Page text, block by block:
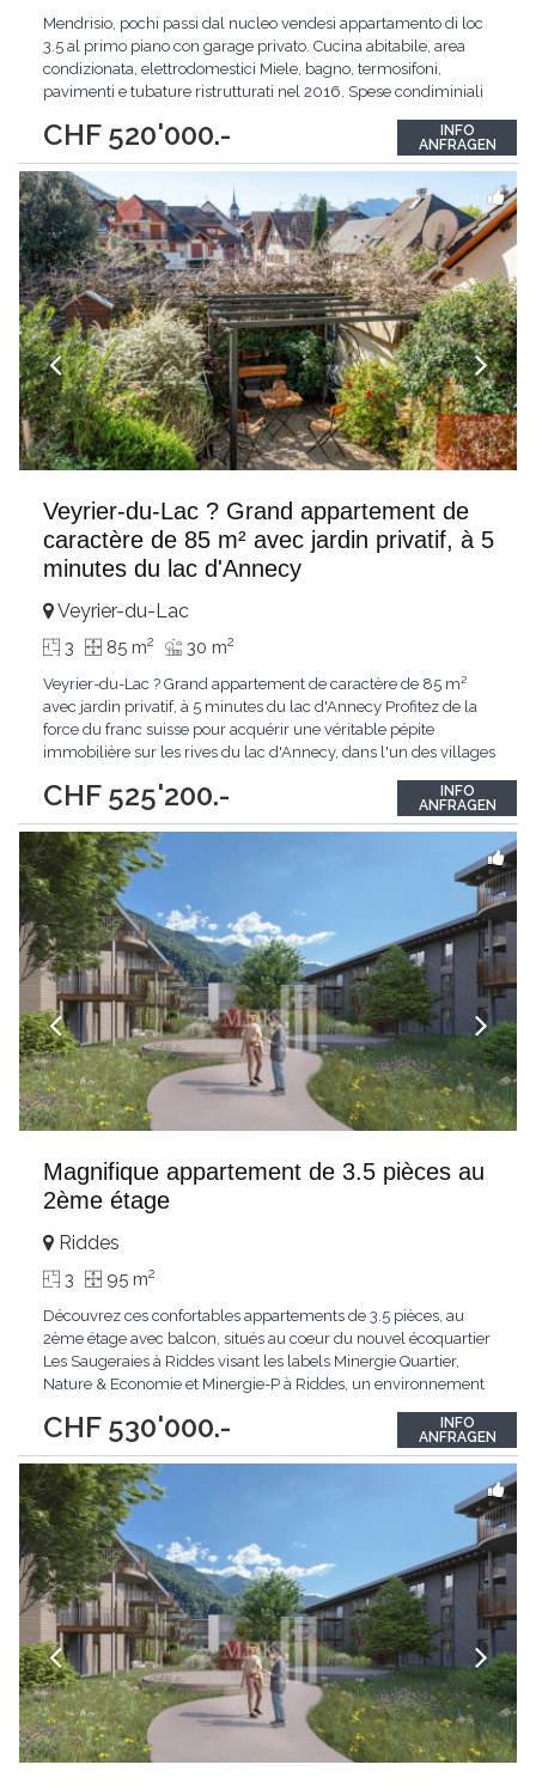
CHF 520'000.-
Mendrisio, pochi passi dal nucleo vendesi appartamento di loc
3.5 al primo piano con garage privato. Cucina abitabile, area
condizionata, elettrodomestici Miele, bagno, termosifoni,
pavimenti e tubature ristrutturati nel 2016. Spese condiminiali
eseguite. Tetto in ottimo stato. Bagno e pavimenti
completamente ristrutturato nel 2016....
INFO
ANFRAGEN
Veyrier-du-Lac ? Grand appartement de
caractère de 85 m² avec jardin privatif, à 5
minutes du lac d'Annecy
CHF 525'200.-
Veyrier-du-Lac
3 85 m2 30 m2
Veyrier-du-Lac ? Grand appartement de caractère de 85 m²
avec jardin privatif, à 5 minutes du lac d'Annecy Profitez de la
force du franc suisse pour acquérir une véritable pépite
immobilière sur les rives du lac d'Annecy, dans l'un des villages
seulement quelques minutes de Annecy et à environ 45
minutes de Genève, ce...
INFO
ANFRAGEN
Magnifique appartement de 3.5 pièces au
2ème étage
CHF 530'000.-
Riddes
3 95 m2
Découvrez ces confortables appartements de 3.5 pièces, au
2ème étage avec balcon, situés au coeur du nouvel écoquartier
Les Saugeraies à Riddes visant les labels Minergie Quartier,
Nature & Economie et Minergie-P à Riddes, un environnement
aménagements extérieurs du quartier sont au coeur du projet
accueillant un parc ouvert au...
INFO
ANFRAGEN